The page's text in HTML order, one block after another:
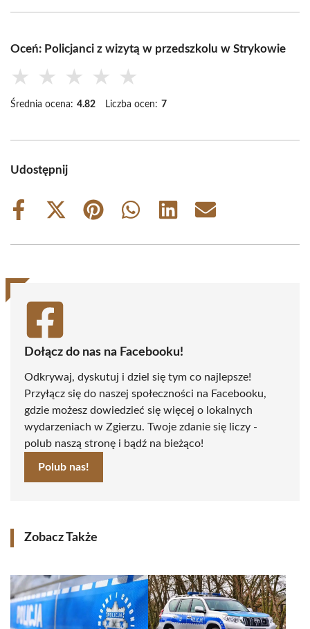
Oceń: Policjanci z wizytą w przedszkolu w Strykowie
★ ★ ★ ★ ★
Średnia ocena: 4.82 Liczba ocen: 7
Udostępnij
Share
Share
(Twitter)
Share
Share
Share
Share
Dołącz do nas na Facebooku!
Odkrywaj, dyskutuj i dziel się tym co najlepsze!
Przyłącz się do naszej społeczności na Facebooku,
gdzie możesz dowiedzieć się więcej o lokalnych
wydarzeniach w Zgierzu. Twoje zdanie się liczy -
polub naszą stronę i bądź na bieżąco!
Polub nas!
Zobacz Także